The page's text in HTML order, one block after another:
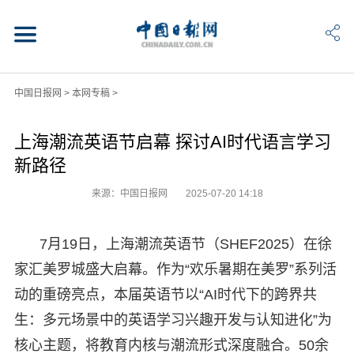
中国日报网 > 本网专稿>
上海潮流英语节启幕 探讨AI时代语言学习
新路径
来源：中国日报网 2025-07-20 14:18
7月19日，上海潮流英语节（SHEF2025）在徐
家汇美罗城盛大启幕。作为“欢乐暑期在美罗”系列活
动的重磅亮点，本届英语节以“AI时代下的跨界共
生：多元场景中的英语学习兴趣开发与认知进化”为
核心主题，将教育内核与潮流形式深度融合。50余